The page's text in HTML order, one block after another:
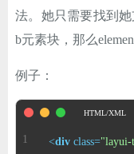
在线工具
法。她只需要找到
b元素块，那么
例子：
<div class="layui-